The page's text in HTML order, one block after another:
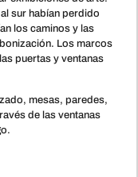
sur habían perdido
los caminos y las
Los marcos
puertas y ventanas
mesas, paredes,
de las ventanas